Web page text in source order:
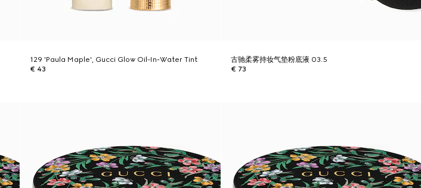
129 'Paula Maple', Gucci Glow Oil-In-Water Tint
€ 43
古驰柔雾持妆气垫粉底液 03.5
€ 73